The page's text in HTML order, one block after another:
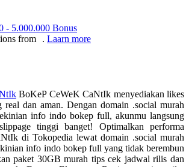
- 5.000.000 Bonus
from
. Laarn more
BoKeP CeWeK CaNtIk menyediakan likes
dan aman. Dengan domain .social murah
info indo bokep full, akunmu langsung
tinggi banget! Optimalkan performa
di Tokopedia lewat domain .social murah
info indo bokep full yang tidak berembun
paket 30GB murah tips cek jadwal rilis dan